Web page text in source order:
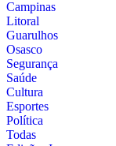
Campinas
Litoral
Guarulhos
Osasco
Segurança
Saúde
Cultura
Esportes
Política
Todas